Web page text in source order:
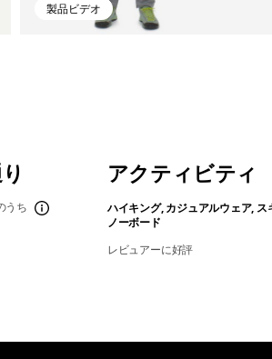
製品ビデオ
うち
アクティビティ
ハイキング, カジュアルウェア, ス
ノーボード
レビュアーに好評